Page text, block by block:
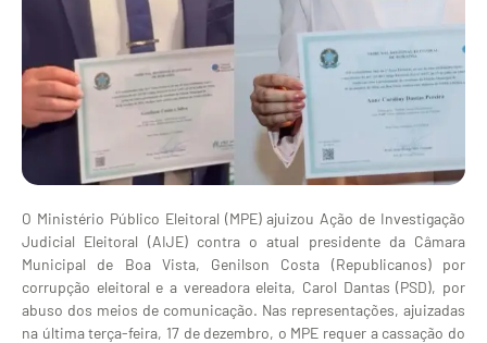
O Ministério Público Eleitoral (MPE) ajuizou Ação de Investigação
Judicial Eleitoral (AIJE) contra o atual presidente da Câmara
Municipal de Boa Vista, Genilson Costa (Republicanos) por
corrupção eleitoral e a vereadora eleita, Carol Dantas (PSD), por
abuso dos meios de comunicação. Nas representações, ajuizadas
na última terça-feira, 17 de dezembro, o MPE requer a cassação do